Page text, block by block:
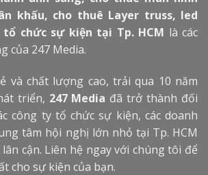
khấu, cho thuê Layer truss, led
chức sự kiện tại Tp. HCM là các
của 247 Media.
và chất lượng cao, trải qua 10 năm
triển, 247 Media đã trở thành đối
công ty tổ chức sự kiện, các doanh
tâm hội nghị lớn nhỏ tại Tp. HCM
cận. Liên hệ ngay với chúng tôi để
cho sự kiện của bạn.